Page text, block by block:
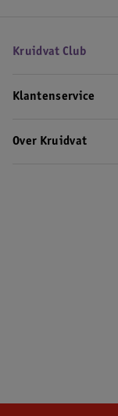
Kruidvat Club
Klantenservice
Over Kruidvat